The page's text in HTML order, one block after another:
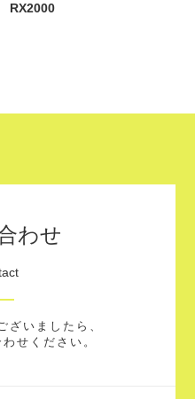
RX2000
わせ
ざいましたら、
せください。